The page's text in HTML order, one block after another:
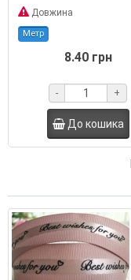
Довжина
Метр
8.40 грн
- +
До кошика